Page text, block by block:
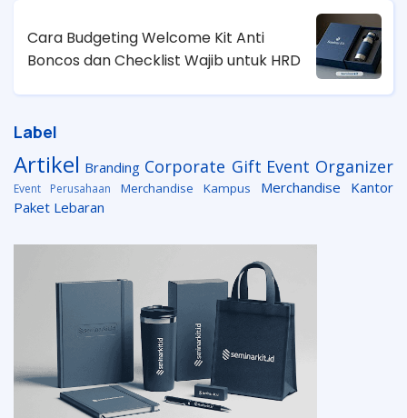
Cara Budgeting Welcome Kit Anti
Boncos dan Checklist Wajib untuk HRD
Label
Artikel Branding Corporate Gift Event Organizer
Event Perusahaan Merchandise Kampus
Merchandise Kantor
Paket Lebaran